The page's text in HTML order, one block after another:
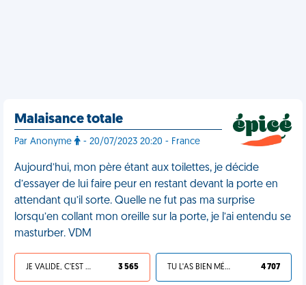
Malaisance totale
Par Anonyme - 20/07/2023 20:20 - France
Aujourd’hui, mon père étant aux toilettes, je décide
d’essayer de lui faire peur en restant devant la porte en
attendant qu’il sorte. Quelle ne fut pas ma surprise
lorsqu’en collant mon oreille sur la porte, je l’ai entendu se
masturber. VDM
JE VALIDE, C'EST UNE VDM 3 565 TU L'AS BIEN MÉRITÉ 4 707